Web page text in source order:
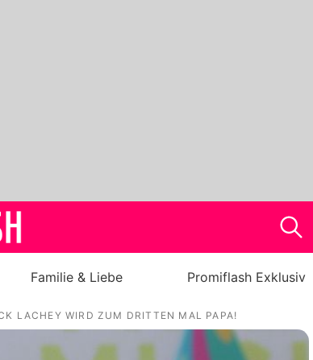
Familie & Liebe Promiflash Exklusiv
LACHEY WIRD ZUM DRITTEN MAL PAPA!